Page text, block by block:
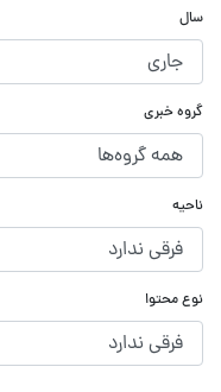
سال
گروه خبری
ناحیه
نوع محتوا